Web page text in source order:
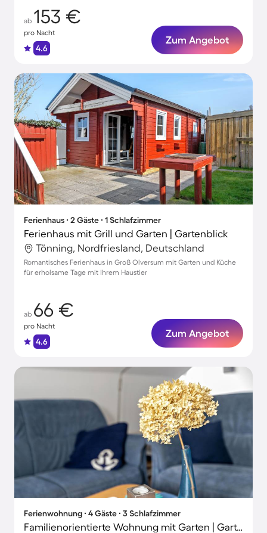
ab 153 €
pro Nacht
4.6
Zum Angebot
Ferienhaus ∙ 2 Gäste ∙ 1 Schlafzimmer
Ferienhaus mit Grill und Garten | Gartenblick
Tönning, Nordfriesland, Deutschland
Romantisches Ferienhaus in Groß Olversum mit Garten und Küche
für erholsame Tage mit Ihrem Haustier
ab 66 €
pro Nacht
4.6
Zum Angebot
Ferienwohnung ∙ 4 Gäste ∙ 3 Schlafzimmer
Familienorientierte Wohnung mit Garten | Gartenblick